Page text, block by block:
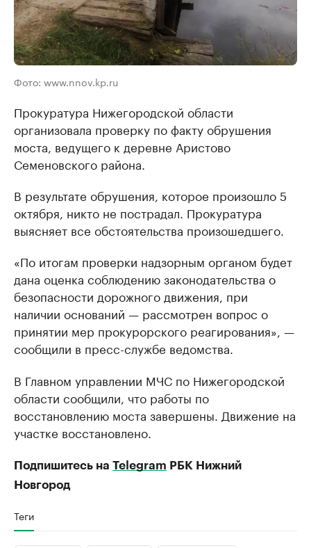
Фото: www.nnov.kp.ru
Прокуратура Нижегородской области
организовала проверку по факту обрушения
моста, ведущего к деревне Аристово
Семеновского района.
В результате обрушения, которое произошло 5
октября, никто не пострадал. Прокуратура
выясняет все обстоятельства произошедшего.
«По итогам проверки надзорным органом будет
дана оценка соблюдению законодательства о
безопасности дорожного движения, при
наличии оснований — рассмотрен вопрос о
принятии мер прокурорского реагирования», —
сообщили в пресс-службе ведомства.
В Главном управлении МЧС по Нижегородской
области сообщили, что работы по
восстановлению моста завершены. Движение на
участке восстановлено.
Подпишитесь на Telegram РБК Нижний
Новгород
Теги